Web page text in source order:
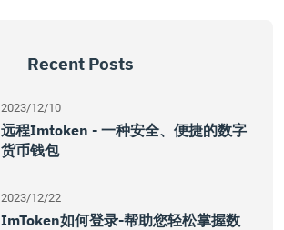
Recent Posts
2023/12/10
远程imtoken - 一种安全、便捷的数字
货币钱包
2023/12/22
ImToken如何登录-帮助您轻松掌握数